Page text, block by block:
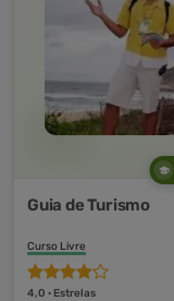
Guia de Turismo
Curso Livre
4,0 · Estrelas